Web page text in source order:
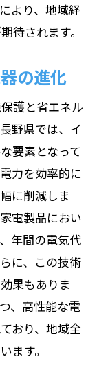
の電気機
開発
ステム
実現
がもたらす
より、地域経
待されます。
の進化
護と省エネル
野県では、イ
要素となって
力を効率的に
に削減しま
電製品におい
年間の電気代
に、この技術
果もありま
、高性能な電
おり、地域全
ます。